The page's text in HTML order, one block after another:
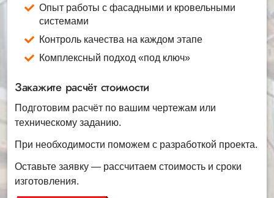
Опыт работы с фасадными и кровельными
системами
Контроль качества на каждом этапе
Комплексный подход «под ключ»
Закажите расчёт стоимости
Подготовим расчёт по вашим чертежам или
техническому заданию.
При необходимости поможем с разработкой проекта.
Оставьте заявку — рассчитаем стоимость и сроки
изготовления.